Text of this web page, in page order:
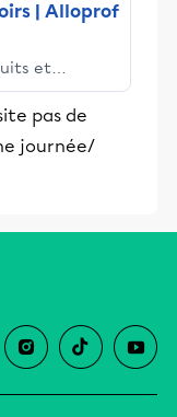
| Alloprof
et
les élèves
pas de
journée/